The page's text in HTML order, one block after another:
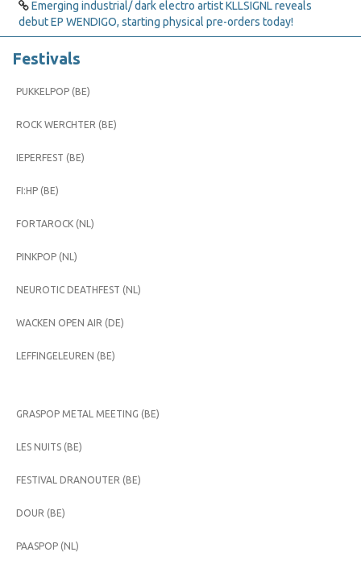
Emerging industrial/ dark electro artist KLLSIGNL reveals
debut EP WENDIGO, starting physical pre-orders today!
Festivals
PUKKELPOP (BE)
ROCK WERCHTER (BE)
IEPERFEST (BE)
FI:HP (BE)
FORTAROCK (NL)
PINKPOP (NL)
NEUROTIC DEATHFEST (NL)
WACKEN OPEN AIR (DE)
LEFFINGELEUREN (BE)
GRASPOP METAL MEETING (BE)
LES NUITS (BE)
FESTIVAL DRANOUTER (BE)
DOUR (BE)
PAASPOP (NL)